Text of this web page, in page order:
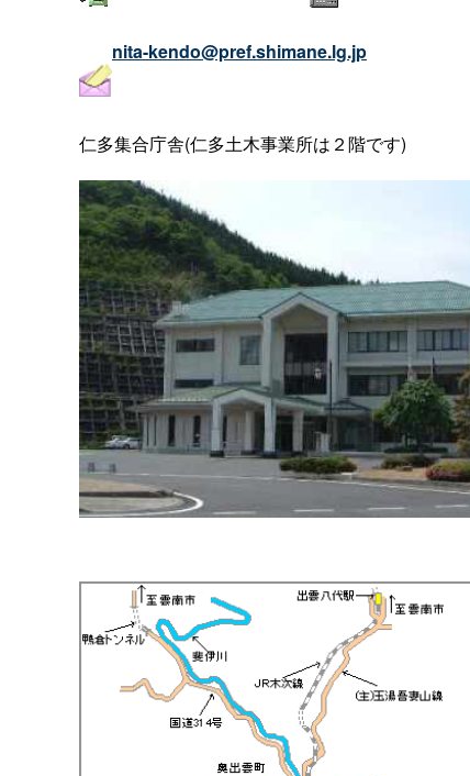
nita-kendo@pref.shimane.lg.jp
仁多集合庁舎(仁多土木事業所は２階です)